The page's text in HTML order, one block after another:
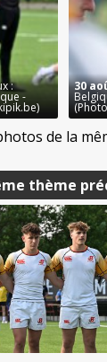
thème
:
-
30
de la